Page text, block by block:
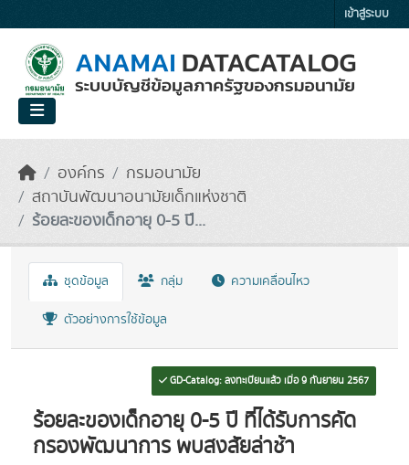
เข้าสู่ระบบ
องค์กร
กรมอนามัย
สถาบันพัฒนาอนามัยเด็กแห่งชาติ
ร้อยละของเด็กอายุ 0-5 ปี...
ชุดข้อมูล กลุ่ม ความเคลื่อนไหว
ตัวอย่างการใช้ข้อมูล
GD-Catalog: ลงทะเบียนแล้ว เมื่อ 9 กันยายน 2567
ร้อยละของเด็กอายุ 0-5 ปี ที่ได้รับการคัด
กรองพัฒนาการ พบสงสัยล่าช้า